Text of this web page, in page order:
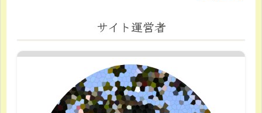
サイト運営者